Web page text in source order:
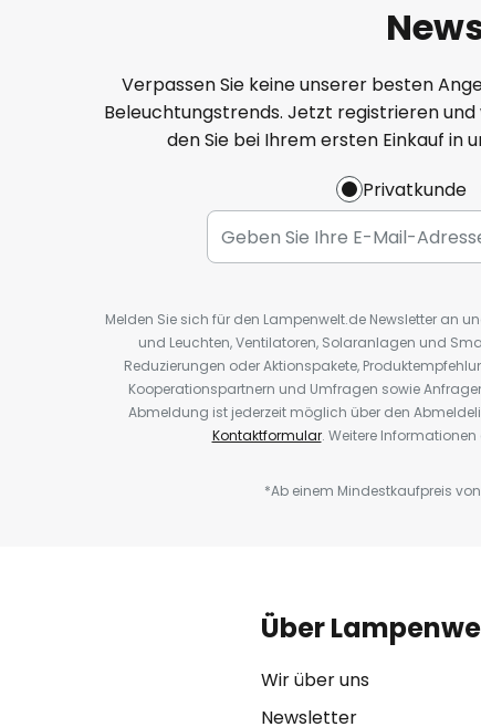
Verpassen Sie keine unserer besten
Beleuchtungstrends. Jetzt registrieren und
den Sie bei Ihrem ersten Einkauf in
Privatkunde
Melden Sie sich für den Lampenwelt.de Newsletter an
und Leuchten, Ventilatoren, Solaranlagen und
Reduzierungen oder Aktionspakete,
Kooperationspartnern und Umfragen sowie
Abmeldung ist jederzeit möglich über den
Kontaktformular. Weitere Informationen
*Ab einem Mindestkaufpreis
Über
Wir über uns
Newsletter